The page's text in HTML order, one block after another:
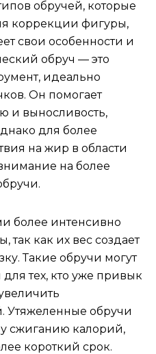
обручей, которые
коррекции фигуры,
свои особенности и
обруч — это
идеально
Он помогает
и выносливость,
для более
на жир в области
на более
более интенсивно
как их вес создает
Такие обручи могут
тех, кто уже привык
Утяжеленные обручи
сжиганию калорий,
короткий срок.